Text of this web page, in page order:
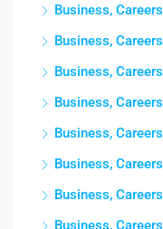
Business, Careers
Business, Careers
Business, Careers
Business, Careers
Business, Careers
Business, Careers
Business, Careers
Business, Careers